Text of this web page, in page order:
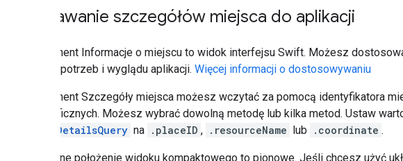
Dodawanie szczegółów miejsca do aplikacji
Komponent Informacje o miejscu to widok interfejsu Swift. Możesz
swoich potrzeb i wyglądu aplikacji. Więcej informacji o dostosowywaniu
Komponent Szczegóły miejsca możesz wczytać za pomocą identyfikatora
geograficznych. Możesz wybrać dowolną metodę lub kilka metod. Ustaw
PlaceDetailsQuery na .placeID , .resourceName lub .coordinate .
Domyślne położenie widoku kompaktowego to pionowe. Jeśli chcesz użyć